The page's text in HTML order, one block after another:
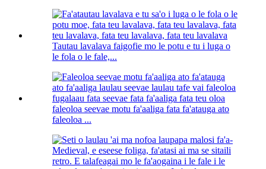
Tautau lavalava faigofie mo le potu e tu i luga o
le fola o le fale,...
faleoloa seevae motu fa'aaliga fata fa'atauga ato
faleoloa ...